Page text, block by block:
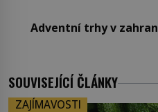
Adventní trhy v
SOUVISEJÍCÍ ČLÁNKY
ZAJÍMAVOSTI